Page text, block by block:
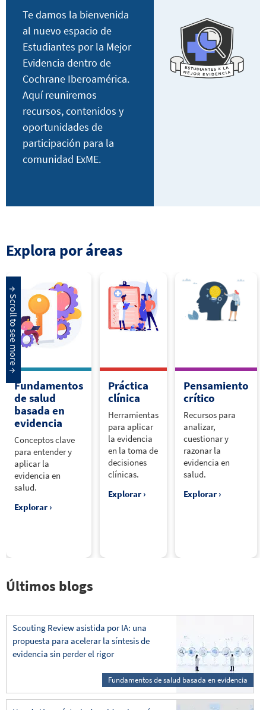
Te damos la bienvenida
al nuevo espacio de
Estudiantes por la Mejor
Evidencia dentro de
Cochrane Iberoamérica.
Aquí reuniremos
recursos, contenidos y
oportunidades de
participación para la
comunidad ExME.
Explora por áreas
Fundamentos
de salud
basada en
evidencia
Conceptos clave
para entender y
aplicar la
evidencia en
salud.
Explorar ›
Práctica
clínica
Herramientas
para aplicar
la evidencia
en la toma de
decisiones
clínicas.
Explorar ›
Pensamiento
crítico
Recursos para
analizar,
cuestionar y
razonar la
evidencia en
salud.
Explorar ›
Últimos blogs
Scouting Review asistida por IA: una
propuesta para acelerar la síntesis de
evidencia sin perder el rigor
Fundamentos de salud basada en evidencia